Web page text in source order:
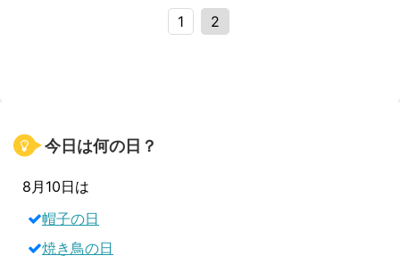
1 2
今日は何の日？
8月10日は
帽子の日
焼き鳥の日